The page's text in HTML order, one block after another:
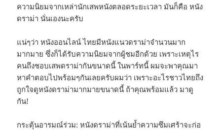
ความนิยมจากเหล่านักเสพหนังตลอดระยะเวลา มันก็คือ หนัง
ดราม่า นั่นเองนะครับ
แน่ๆว่า หนังออนไลน์ ไทยมีหนังแนวดราม่าจำนวนมาก
มากมาย ซึ่งก็ได้รับความนิยมจากผู้ชมอีกด้วย เพราะเหตุไร
คนถึงชอบเสพดราม่ากันขนาดนี้ ในพาร์ทนี้ ผมจะพาคุณมา
หาคำตอบไปพร้อมๆกันเลยครับผมว่า เพราะอะไรชาวไทยถึง
ถูกใจดูหนังดราม่ามากมายขนาดนี้ ถ้าคุณพร้อมแล้ว มาดู
กัน!
กระตุ้นอารมณ์ร่วม: หนังดราม่าที่เน้นย้ำความซึมเศร้าจะก่อ